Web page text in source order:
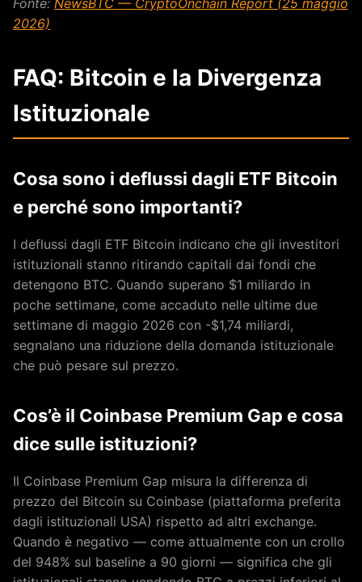
2026)
FAQ: Bitcoin e la Divergenza
Istituzionale
Cosa sono i deflussi dagli ETF Bitcoin
e perché sono importanti?
I deflussi dagli ETF Bitcoin indicano che gli investitori
istituzionali stanno ritirando capitali dai fondi che
detengono BTC. Quando superano $1 miliardo in
poche settimane, come accaduto nelle ultime due
settimane di maggio 2026 con -$1,74 miliardi,
segnalano una riduzione della domanda istituzionale
che può pesare sul prezzo.
Cos’è il Coinbase Premium Gap e cosa
dice sulle istituzioni?
Il Coinbase Premium Gap misura la differenza di
prezzo del Bitcoin su Coinbase (piattaforma preferita
dagli istituzionali USA) rispetto ad altri exchange.
Quando è negativo — come attualmente con un crollo
del 948% sul baseline a 90 giorni — significa che gli